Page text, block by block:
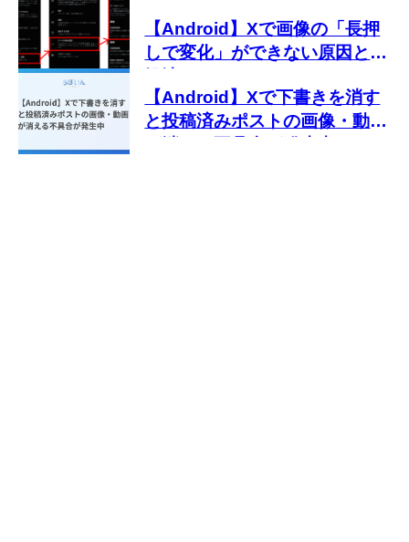
【Android】Xで画像の「長押
しで変化」ができない原因と対
【Android】Xで下書きを消す
と投稿済みポストの画像・動画